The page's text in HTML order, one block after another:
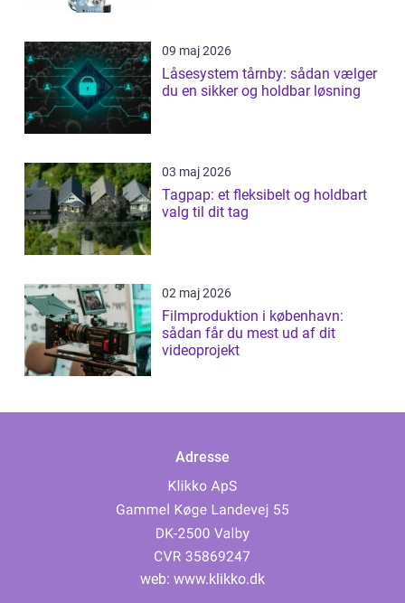
09 maj 2026
Låsesystem tårnby: sådan vælger
du en sikker og holdbar løsning
03 maj 2026
Tagpap: et fleksibelt og holdbart
valg til dit tag
02 maj 2026
Filmproduktion i københavn:
sådan får du mest ud af dit
videoprojekt
Adresse
web: www.klikko.dk